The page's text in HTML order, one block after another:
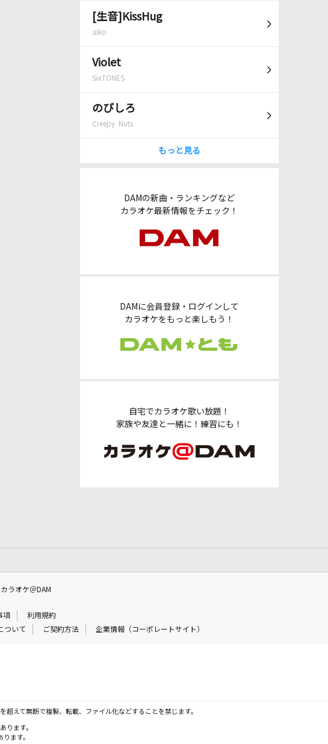
[生音]KissHug
aiko
Violet
SixTONES
のびしろ
Creepy Nuts
もっと見る
DAMの新曲・ランキングなど
カラオケ最新情報をチェック！
DAMに会員登録・ログインして
カラオケをもっと楽しもう！
自宅でカラオケ歌い放題！
家族や友達と一緒に！練習にも！
カラオケ＠DAM
項
利用規約
ついて ご契約方法 企業情報（コーポレートサイト）
えて無断で複製、転載、ファイル化などすることを禁じます。
ります。
ます。